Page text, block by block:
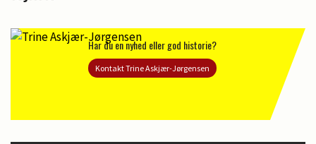
Har du en nyhed eller god historie?
Kontakt Trine Askjær-Jørgensen